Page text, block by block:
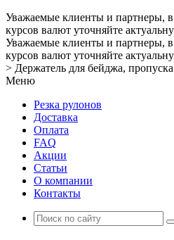
Уважаемые клиенты и партнеры, в
курсов валют уточняйте
Уважаемые клиенты и партнеры, в
курсов валют уточняйте
> Держатель для бейджа,
Меню
Резка рулонов
Доставка
Оплата
FAQ
Акции
Статьи
О компании
Контакты